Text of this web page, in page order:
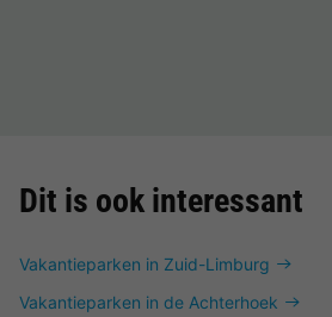
Dit is ook interessant
Vakantieparken in Zuid-Limburg
Vakantieparken in de Achterhoek